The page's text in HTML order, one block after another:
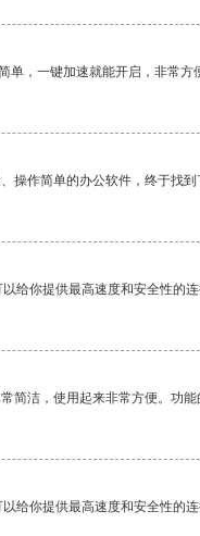
单，一键加速就能开启，非常方
操作简单的办公软件，终于找
给你提供最高速度和安全性的
简洁，使用起来非常方便。功能
给你提供最高速度和安全性的